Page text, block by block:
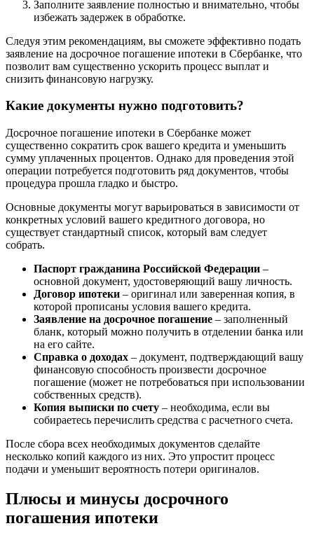
Заполните заявление полностью и внимательно, чтобы
избежать задержек в обработке.
Следуя этим рекомендациям, вы сможете эффективно подать
заявление на досрочное погашение ипотеки в Сбербанке, что
позволит вам существенно ускорить процесс выплат и
снизить финансовую нагрузку.
Какие документы нужно подготовить?
Досрочное погашение ипотеки в Сбербанке может
существенно сократить срок вашего кредита и уменьшить
сумму уплаченных процентов. Однако для проведения этой
операции потребуется подготовить ряд документов, чтобы
процедура прошла гладко и быстро.
Основные документы могут варьироваться в зависимости от
конкретных условий вашего кредитного договора, но
существует стандартный список, который вам следует
собрать.
Паспорт гражданина Российской Федерации –
основной документ, удостоверяющий вашу личность.
Договор ипотеки – оригинал или заверенная копия, в
которой прописаны условия вашего кредита.
Заявление на досрочное погашение – заполненный
бланк, который можно получить в отделении банка или
на его сайте.
Справка о доходах – документ, подтверждающий вашу
финансовую способность произвести досрочное
погашение (может не потребоваться при использовании
собственных средств).
Копия выписки по счету – необходима, если вы
собираетесь перечислить средства с расчетного счета.
После сбора всех необходимых документов сделайте
несколько копий каждого из них. Это упростит процесс
подачи и уменьшит вероятность потери оригиналов.
Плюсы и минусы досрочного
погашения ипотеки